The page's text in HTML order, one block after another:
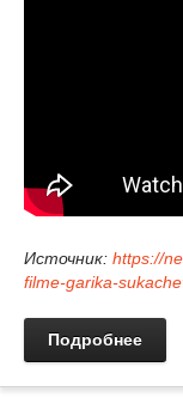
Источник: https://
filme-garika-
Подробнее